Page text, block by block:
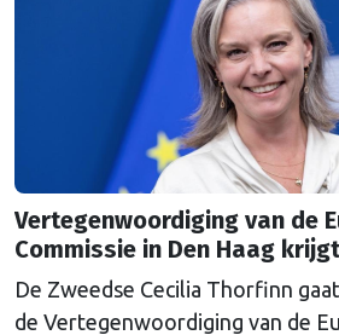
Vertegenwoordiging van de
Commissie in Den Haag
De Zweedse Cecilia Thorfinn
de Vertegenwoordiging van de